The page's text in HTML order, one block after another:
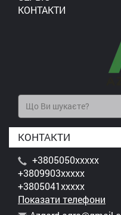
КОНТАКТИ
КОНТАКТИ
+3805050xxxxx
+3809903xxxxx
+3805041xxxxx
Показати телефони